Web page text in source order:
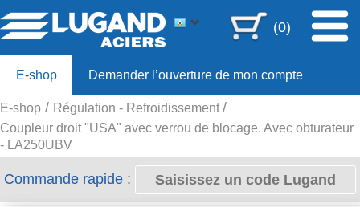
(0)
E-shop Demander l’ouverture de mon compte
Offre 80ans
E-shop
Régulation - Refroidissement
Coupleur droit "USA" avec verrou de blocage. Avec obturateur
- LA250UBV
Commande rapide :